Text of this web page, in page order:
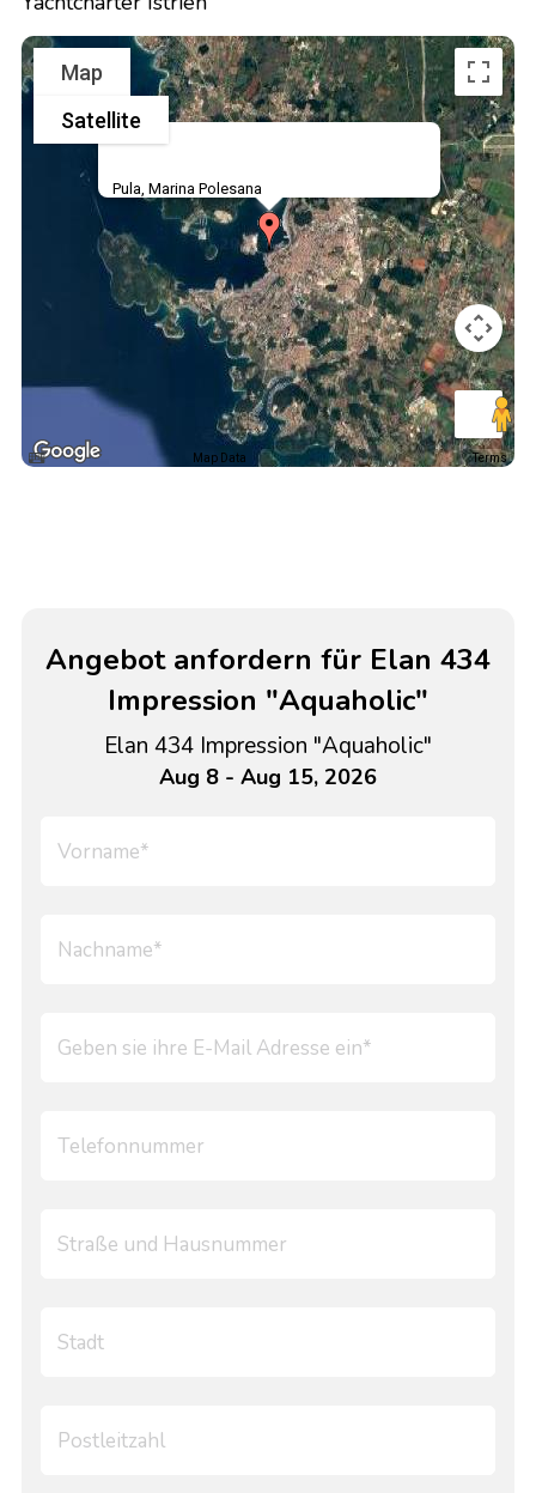
Pula, Marina Polesana
Map
Satellite
Map Data Terms
Angebot anfordern für Elan 434
Impression "Aquaholic"
Elan 434 Impression "Aquaholic"
Aug 8 - Aug 15, 2026